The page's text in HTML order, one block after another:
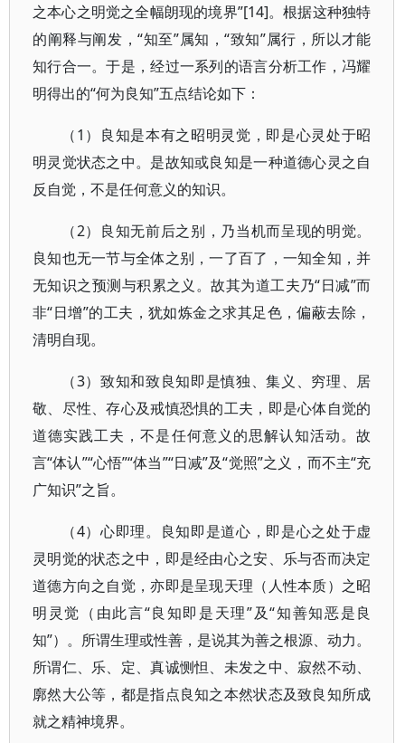
之本心之明觉之全幅朗现的境界”[14]。根据这种独特
的阐释与阐发，“知至”属知，“致知”属行，所以才能
知行合一。于是，经过一系列的语言分析工作，冯耀
明得出的“何为良知”五点结论如下：
（1）良知是本有之昭明灵觉，即是心灵处于昭
明灵觉状态之中。是故知或良知是一种道德心灵之自
反自觉，不是任何意义的知识。
（2）良知无前后之别，乃当机而呈现的明觉。
良知也无一节与全体之别，一了百了，一知全知，并
无知识之预测与积累之义。故其为道工夫乃“日减”而
非“日增”的工夫，犹如炼金之求其足色，偏蔽去除，
清明自现。
（3）致知和致良知即是慎独、集义、穷理、居
敬、尽性、存心及戒慎恐惧的工夫，即是心体自觉的
道德实践工夫，不是任何意义的思解认知活动。故
言“体认”“心悟”“体当”“日减”及“觉照”之义，而不主“充
广知识”之旨。
（4）心即理。良知即是道心，即是心之处于虚
灵明觉的状态之中，即是经由心之安、乐与否而决定
道德方向之自觉，亦即是呈现天理（人性本质）之昭
明灵觉（由此言“良知即是天理”及“知善知恶是良
知”）。所谓生理或性善，是说其为善之根源、动力。
所谓仁、乐、定、真诚恻怛、未发之中、寂然不动、
廓然大公等，都是指点良知之本然状态及致良知所成
就之精神境界。